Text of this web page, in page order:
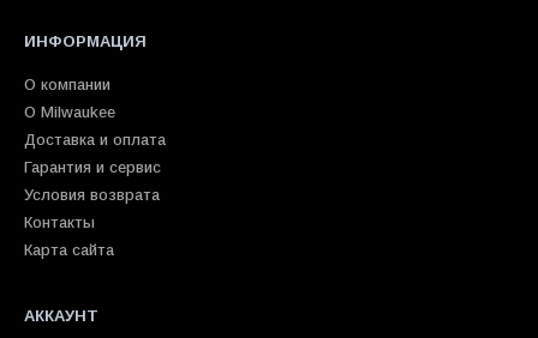
ИНФОРМАЦИЯ
О компании
О Milwaukee
Доставка и оплата
Гарантия и сервис
Условия возврата
Контакты
Карта сайта
АККАУНТ